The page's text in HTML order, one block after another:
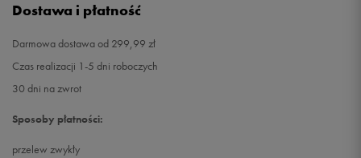
Dostawa i płatność
Darmowa dostawa od 299,99 zł
Czas realizacji 1-5 dni roboczych
30 dni na zwrot
Sposoby płatności:
przelew zwykły